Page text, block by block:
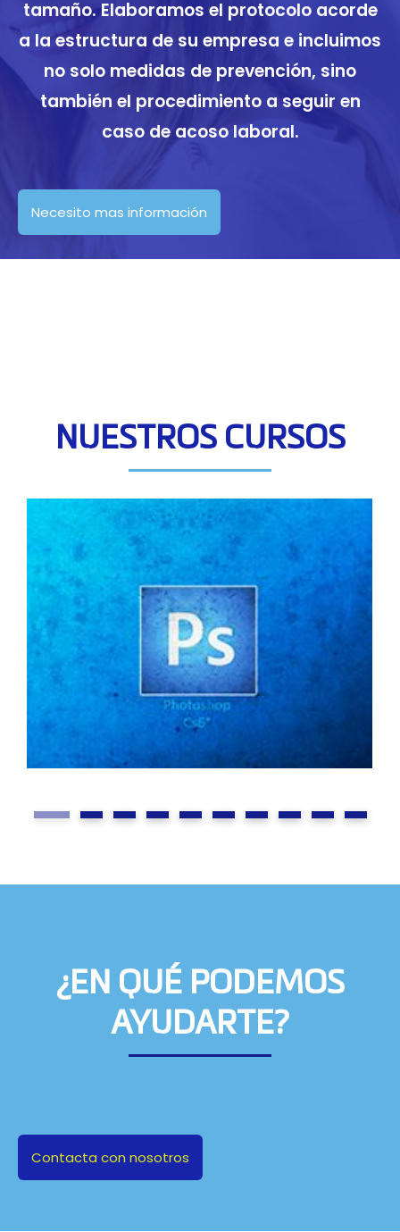
tamaño. Elaboramos el protocolo acorde
a la estructura de su empresa e incluimos
no solo medidas de prevención, sino
también el procedimiento a seguir en
caso de acoso laboral.
Necesito mas información
NUESTROS CURSOS
¿EN QUÉ PODEMOS
AYUDARTE?
Contacta con nosotros